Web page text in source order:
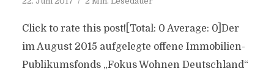
Click to rate this post![Total: 0 Average: 0]Der
im August 2015 aufgelegte offene Immobilien-
Publikumsfonds „Fokus Wohnen Deutschland“